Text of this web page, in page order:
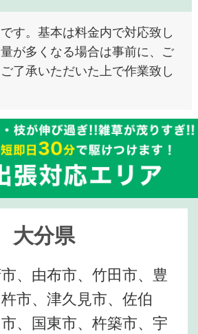
す。基本は料金内で対応致し
が多くなる場合は事前に、ご
了承いただいた上で作業致し
大分県
、由布市、竹田市、豊
市、津久見市、佐伯
、国東市、杵築市、宇